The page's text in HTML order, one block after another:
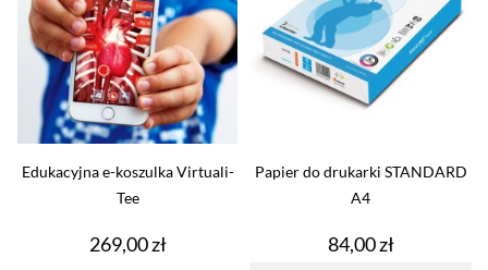
Edukacyjna e-koszulka Virtuali-
Tee
Cena
269,00 zł
Papier do drukarki STANDARD
A4
Cena
84,00 zł